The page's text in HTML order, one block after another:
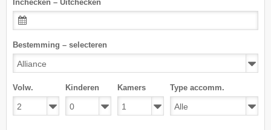
Inchecken – Uitchecken
Bestemming – selecteren
Volw. Kinderen Kamers Type accomm.